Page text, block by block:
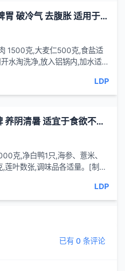
大麦汤-温中下气 暖脾胃 破冷气 去腹胀 适用于脾胃虚寒之腹胀
1500克,大麦仁500克,食盐适
水淘洗净,放入铝锅内,加水适
LDP
冬瓜白鸭汤-补气健脾 养阴清暑 适宜于食欲不振 口渴喜饮
克,净白鸭1只,海参、薏米、
莲叶数张,调味品各适量。[制
LDP
已有 0 条评论